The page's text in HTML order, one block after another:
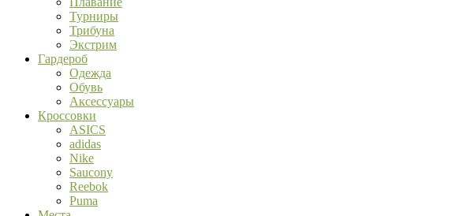
Турниры
Трибуна
Экстрим
Гардероб
Одежда
Обувь
Аксессуары
Кроссовки
ASICS
adidas
Nike
Saucony
Reebok
Puma